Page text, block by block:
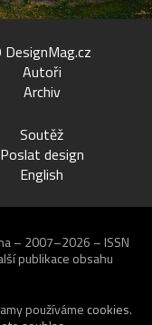
DesignMag.cz
Autoři
Archiv
Soutěž
Poslat design
English
– 2007–2026 – ISSN
publikace obsahu
používáme cookies.